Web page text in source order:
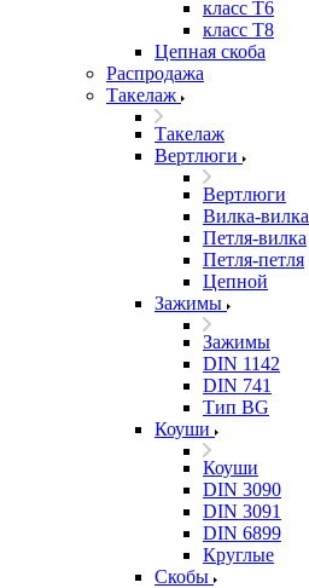
класс Т6
класс Т8
Цепная скоба
Распродажа
Такелаж
Такелаж
Вертлюги
Вертлюги
Вилка-вилка
Петля-вилка
Петля-петля
Цепной
Зажимы
Зажимы
DIN 1142
DIN 741
Тип BG
Коуши
Коуши
DIN 3090
DIN 3091
DIN 6899
Круглые
Скобы